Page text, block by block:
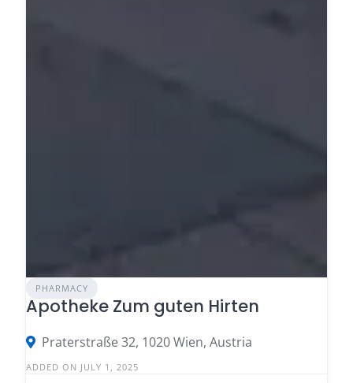
PHARMACY
Apotheke Zum guten Hirten
Praterstraße 32, 1020 Wien, Austria
ADDED ON JULY 1, 2025